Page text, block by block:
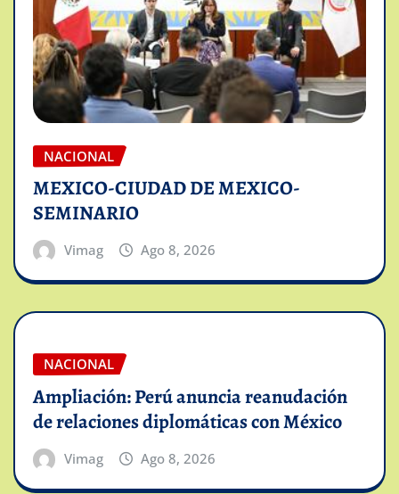
NACIONAL
MEXICO-CIUDAD DE MEXICO-
SEMINARIO
Vimag Ago 8, 2026
NACIONAL
Ampliación: Perú anuncia reanudación
de relaciones diplomáticas con México
Vimag Ago 8, 2026